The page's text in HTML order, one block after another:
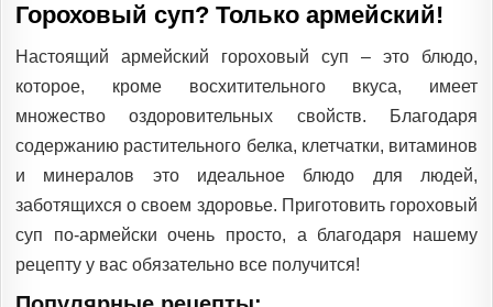
Гороховый суп? Только армейский!
Настоящий армейский гороховый суп – это блюдо,
которое, кроме восхитительного вкуса, имеет
множество оздоровительных свойств. Благодаря
содержанию растительного белка, клетчатки, витаминов
и минералов это идеальное блюдо для людей,
заботящихся о своем здоровье. Приготовить гороховый
суп по-армейски очень просто, а благодаря нашему
рецепту у вас обязательно все получится!